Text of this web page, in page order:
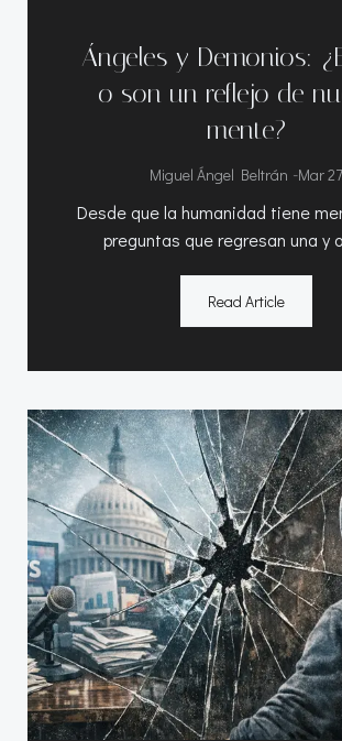
Ángeles y Demonios:
o son un reflejo de
mente?
Miguel Ángel Beltrán -Mar 27
Desde que la humanidad tiene
preguntas que regresan una y
Read Article